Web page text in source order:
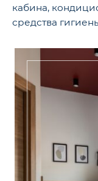
кабина,
средства